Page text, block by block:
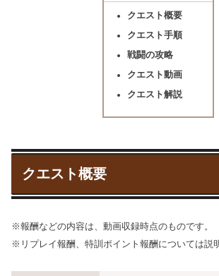
クエスト概要
クエスト手順
戦闘の攻略
クエスト動画
クエスト解説
クエスト概要
※報酬などの内容は、動画収録時点のものです。
※リプレイ報酬、特訓ポイント報酬については説